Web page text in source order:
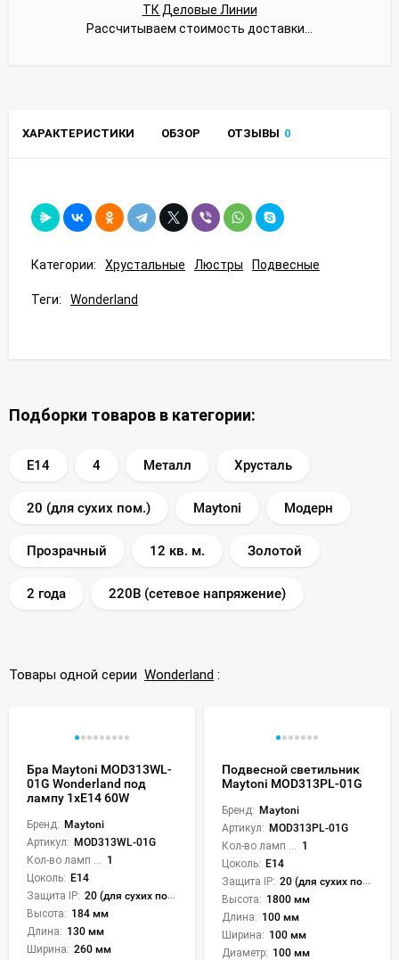
ТК Деловые Линии
Рассчитываем стоимость доставки...
ХАРАКТЕРИСТИКИ ОБЗОР ОТЗЫВЫ 0
Категории: Хрустальные Люстры Подвесные
Теги: Wonderland
Подборки товаров в категории:
E14 4 Металл Хрусталь
20 (для сухих пом.) Maytoni Модерн
Прозрачный 12 кв. м. Золотой
2 года 220В (сетевое напряжение)
Товары одной серии Wonderland :
Бра Maytoni MOD313WL-
01G Wonderland под
лампу 1xE14 60W
Бренд: Maytoni
Артикул: MOD313WL-01G
1
Цоколь: E14
Защита IP: 20 (для сухих пом.)
Высота: 184 мм
Длина: 130 мм
Ширина: 260 мм
Подвесной светильник
Maytoni MOD313PL-01G
Бренд: Maytoni
Артикул: MOD313PL-01G
1
Цоколь: E14
Защита IP: 20 (для сухих пом.)
Высота: 1800 мм
Длина: 100 мм
Ширина: 100 мм
Диаметр: 100 мм